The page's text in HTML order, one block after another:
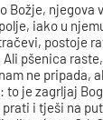
Božje, njegova
iako u
postoje
pšenica
ne pripada,
je zagrljaj
i tješi na